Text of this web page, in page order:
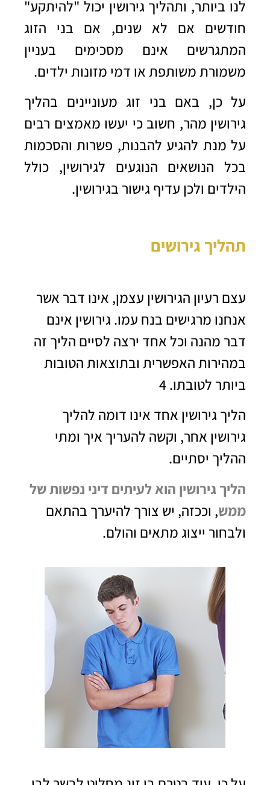
לנו ביותר, ותהליך גירושין יכול "להיתקע"
חודשים אם לא שנים, אם בני הזוג
המתגרשים אינם מסכימים בעניין
משמורת משותפת או דמי מזונות ילדים.
על כן, באם בני זוג מעוניינים בהליך
גירושין מהר, חשוב כי יעשו מאמצים רבים
על מנת להגיע להבנות, פשרות והסכמות
בכל הנושאים הנוגעים לגירושין, כולל
הילדים ולכן עדיף גישור בגירושין.
תהליך גירושים
עצם רעיון הגירושין עצמן, אינו דבר אשר
אנחנו מרגישים בנח עמו. גירושין אינם
דבר מהנה וכל אחד ירצה לסיים הליך זה
במהירות האפשרית ובתוצאות הטובות
ביותר לטובתו. 4
הליך גירושין אחד אינו דומה להליך
גירושין אחר, וקשה להעריך איך ומתי
ההליך יסתיים.
הליך גירושין הוא לעיתים דיני נפשות של
ממש, וככזה, יש צורך להיערך בהתאם
ולבחור ייצוג מתאים והולם.